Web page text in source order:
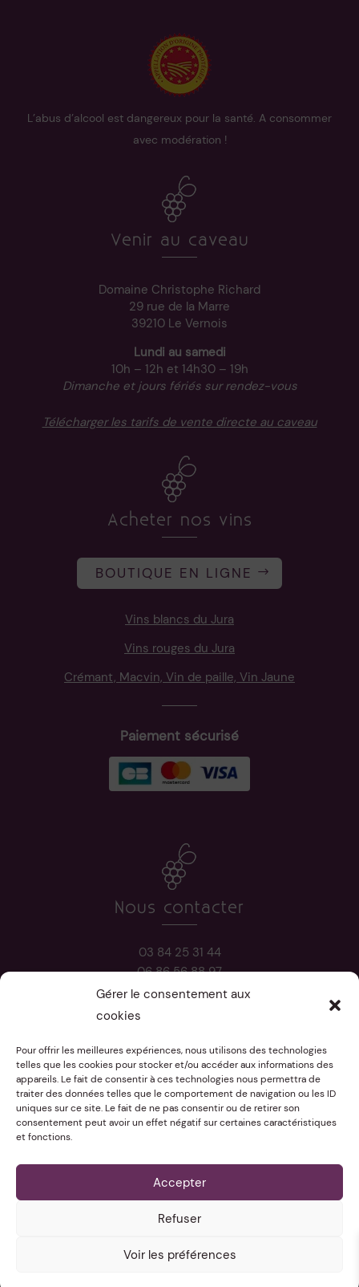
Gérer le consentement aux
cookies
Pour offrir les meilleures expériences, nous utilisons des technologies
telles que les cookies pour stocker et/ou accéder aux informations des
appareils. Le fait de consentir à ces technologies nous permettra de
traiter des données telles que le comportement de navigation ou les ID
uniques sur ce site. Le fait de ne pas consentir ou de retirer son
consentement peut avoir un effet négatif sur certaines caractéristiques
et fonctions.
Accepter
Refuser
Voir les préférences
L’abus d’alcool est dangereux pour la santé. A consommer
avec modération !
Venir au caveau
Domaine Christophe Richard
29 rue de la Marre
39210 Le Vernois
Lundi au samedi
10h – 12h et 14h30 – 19h
Dimanche et jours fériés sur rendez-vous
Télécharger les tarifs de vente directe au caveau
Acheter nos vins
BOUTIQUE EN LIGNE
Vins blancs du Jura
Vins rouges du Jura
Crémant, Macvin, Vin de paille, Vin Jaune
Paiement sécurisé
Nous contacter
03 84 25 31 44
06 86 56 88 97
ENVOYER UN EMAIL
2023 - 2026 • Domaine Richard - Site fait avec 🤎 par
Laura Touvrey - Studio graphique